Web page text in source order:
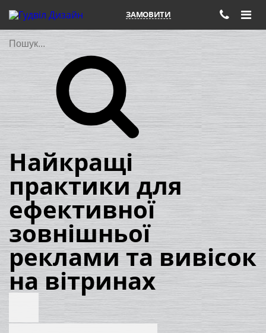
ЗАМОВИТИ
Пошук
Найкращі
практики для
ефективної
зовнішньої
реклами та вивісок
на вітринах